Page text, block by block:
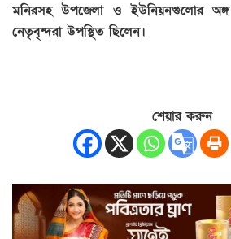
মনিরসহ উপজেলা ও ইউনিয়নগুলোর
নেতৃবৃন্দরা উপস্থিত ছিলেন।
শেয়ার করুন